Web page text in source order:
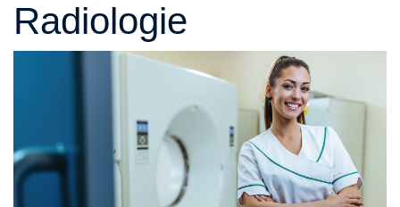
Radiologie